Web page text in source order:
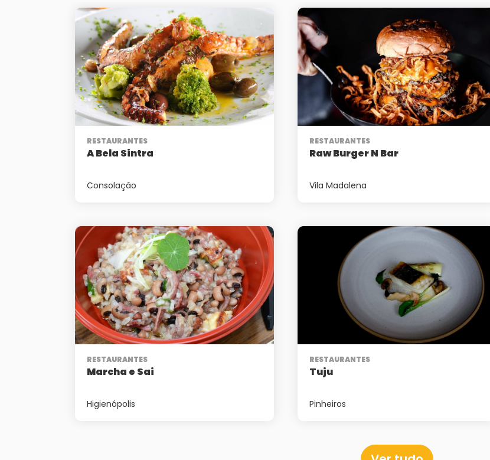
RESTAURANTES
A Bela Sintra
Consolação
RESTAURANTES
Raw Burger N Bar
Vila Madalena
RESTAURANTES
Marcha e Sai
Higienópolis
RESTAURANTES
Tuju
Pinheiros